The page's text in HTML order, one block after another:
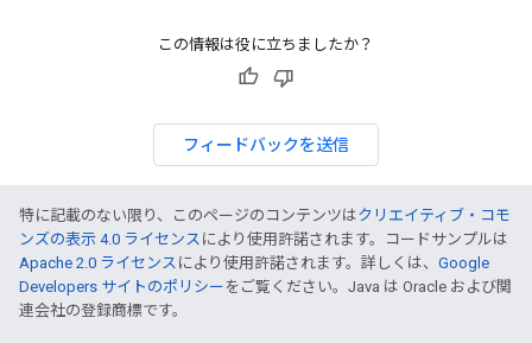
この情報は役に立ちましたか？
フィードバックを送信
特に記載のない限り、このページのコンテンツはクリエイティブ・コモ
ンズの表示 4.0 ライセンス により使用許諾されます。コードサンプルは
Apache 2.0 ライセンス により使用許諾されます。詳しくは、 Google
Developers サイトのポリシー をご覧ください。Java は Oracle および関
連会社の登録商標です。